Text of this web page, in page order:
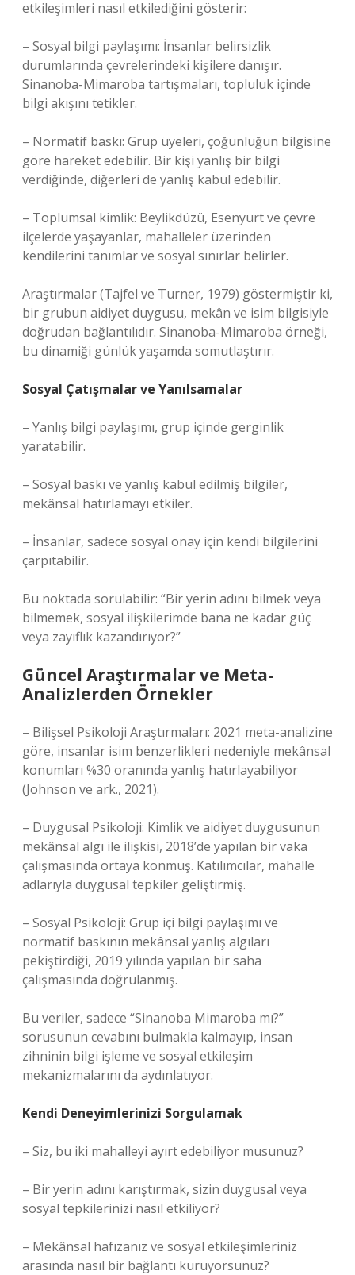
etkileşimleri nasıl etkilediğini gösterir:
– Sosyal bilgi paylaşımı: İnsanlar belirsizlik
durumlarında çevrelerindeki kişilere danışır.
Sinanoba-Mimaroba tartışmaları, topluluk içinde
bilgi akışını tetikler.
– Normatif baskı: Grup üyeleri, çoğunluğun bilgisine
göre hareket edebilir. Bir kişi yanlış bir bilgi
verdiğinde, diğerleri de yanlış kabul edebilir.
– Toplumsal kimlik: Beylikdüzü, Esenyurt ve çevre
ilçelerde yaşayanlar, mahalleler üzerinden
kendilerini tanımlar ve sosyal sınırlar belirler.
Araştırmalar (Tajfel ve Turner, 1979) göstermiştir ki,
bir grubun aidiyet duygusu, mekân ve isim bilgisiyle
doğrudan bağlantılıdır. Sinanoba-Mimaroba örneği,
bu dinamiği günlük yaşamda somutlaştırır.
Sosyal Çatışmalar ve Yanılsamalar
– Yanlış bilgi paylaşımı, grup içinde gerginlik
yaratabilir.
– Sosyal baskı ve yanlış kabul edilmiş bilgiler,
mekânsal hatırlamayı etkiler.
– İnsanlar, sadece sosyal onay için kendi bilgilerini
çarpıtabilir.
Bu noktada sorulabilir: “Bir yerin adını bilmek veya
bilmemek, sosyal ilişkilerimde bana ne kadar güç
veya zayıflık kazandırıyor?”
Güncel Araştırmalar ve Meta-
Analizlerden Örnekler
– Bilişsel Psikoloji Araştırmaları: 2021 meta-analizine
göre, insanlar isim benzerlikleri nedeniyle mekânsal
konumları %30 oranında yanlış hatırlayabiliyor
(Johnson ve ark., 2021).
– Duygusal Psikoloji: Kimlik ve aidiyet duygusunun
mekânsal algı ile ilişkisi, 2018’de yapılan bir vaka
çalışmasında ortaya konmuş. Katılımcılar, mahalle
adlarıyla duygusal tepkiler geliştirmiş.
– Sosyal Psikoloji: Grup içi bilgi paylaşımı ve
normatif baskının mekânsal yanlış algıları
pekiştirdiği, 2019 yılında yapılan bir saha
çalışmasında doğrulanmış.
Bu veriler, sadece “Sinanoba Mimaroba mı?”
sorusunun cevabını bulmakla kalmayıp, insan
zihninin bilgi işleme ve sosyal etkileşim
mekanizmalarını da aydınlatıyor.
Kendi Deneyimlerinizi Sorgulamak
– Siz, bu iki mahalleyi ayırt edebiliyor musunuz?
– Bir yerin adını karıştırmak, sizin duygusal veya
sosyal tepkilerinizi nasıl etkiliyor?
– Mekânsal hafızanız ve sosyal etkileşimleriniz
arasında nasıl bir bağlantı kuruyorsunuz?